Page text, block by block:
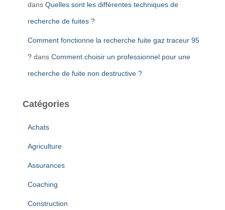
dans Quelles sont les différentes techniques de
recherche de fuites ?
Comment fonctionne la recherche fuite gaz traceur 95
? dans Comment choisir un professionnel pour une
recherche de fuite non destructive ?
Catégories
Achats
Agriculture
Assurances
Coaching
Construction